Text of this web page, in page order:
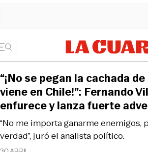
“No me importa ganarme enemigos,
verdad”, juró el analista político.
“¡No se pegan la cachada
viene en Chile!”: Fernando
enfurece y lanza fuerte